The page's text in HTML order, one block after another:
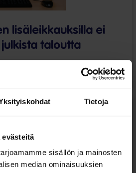
Tietoja
evästeitä
sisällön ja mainosten
median ominaisuuksien
lisäleikkauksilla ei
taloutta
Kansalaisyhteiskunta